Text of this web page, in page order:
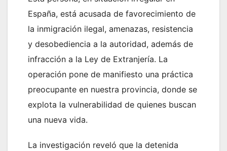
España, está acusada de favorecimiento de
la inmigración ilegal, amenazas, resistencia
y desobediencia a la autoridad, además de
infracción a la Ley de Extranjería. La
operación pone de manifiesto una práctica
preocupante en nuestra provincia, donde se
explota la vulnerabilidad de quienes buscan
una nueva vida.
La investigación reveló que la detenida